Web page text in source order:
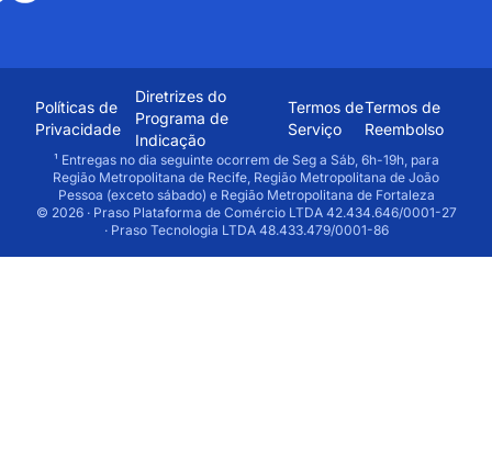
Políticas de
Privacidade
Diretrizes do
Programa de
Indicação
Termos de
Serviço
Termos de
Reembolso
¹ Entregas no dia seguinte ocorrem de Seg a Sáb, 6h-19h, para
Região Metropolitana de Recife, Região Metropolitana de João
Pessoa (exceto sábado) e Região Metropolitana de Fortaleza
© 2026 · Praso Plataforma de Comércio LTDA 42.434.646/0001-27
· Praso Tecnologia LTDA 48.433.479/0001-86